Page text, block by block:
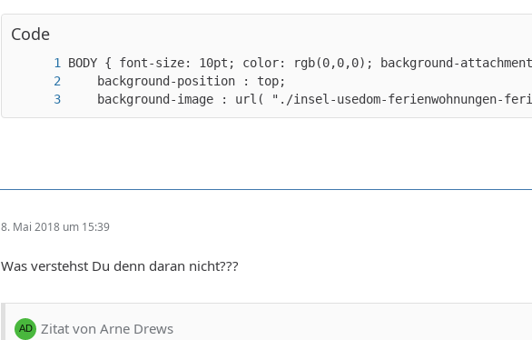
Code
background-image : url( "./insel-usedom-ferienwohnungen-
8. Mai 2018 um 15:39
Was verstehst Du denn daran nicht???
Zitat von Arne Drews